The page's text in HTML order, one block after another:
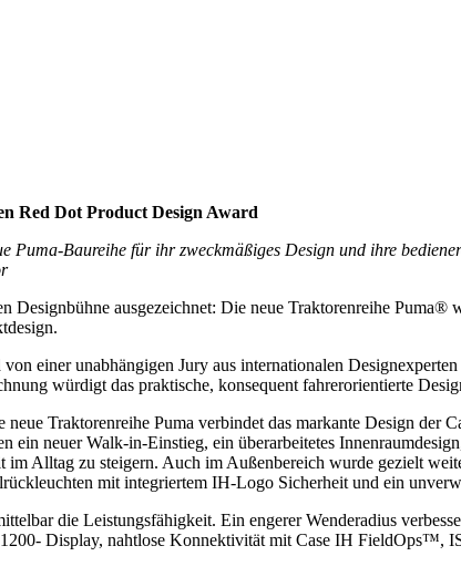
Red Dot Product Design Award
Puma-Baureihe für ihr zweckmäßiges Design und ihre
Designbühne ausgezeichnet: Die neue Traktorenreihe
einer unabhängigen Jury aus internationalen
würdigt das praktische, konsequent fahrerorientierte
Traktorenreihe Puma verbindet das markante Design
ein neuer Walk-in-Einstieg, ein überarbeitetes
Alltag zu steigern. Auch im Außenbereich wurde gezielt
mit integriertem IH-Logo Sicherheit und ein
die Leistungsfähigkeit. Ein engerer Wenderadius
Display, nahtlose Konnektivität mit Case IH